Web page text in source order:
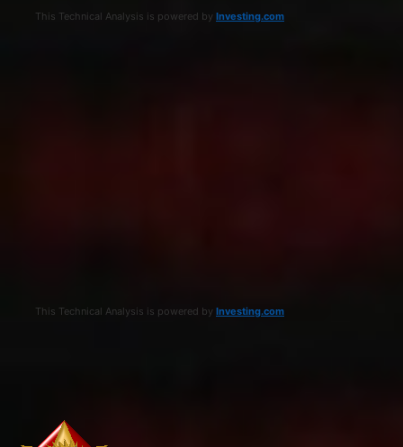
This Technical Analysis is powered by Investing.com
This Technical Analysis is powered by Investing.com